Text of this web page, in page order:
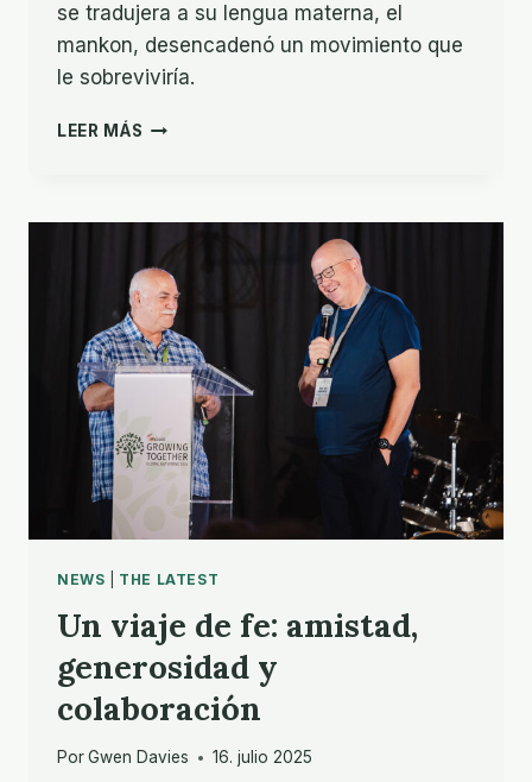
se tradujera a su lengua materna, el
mankon, desencadenó un movimiento que
le sobreviviría.
LEER MÁS
PADRE,
MISIÓN
DE
UN
HIJO
NEWS THE LATEST
Un viaje de fe: amistad,
generosidad y
colaboración
PorGwen Davies 16. julio 2025